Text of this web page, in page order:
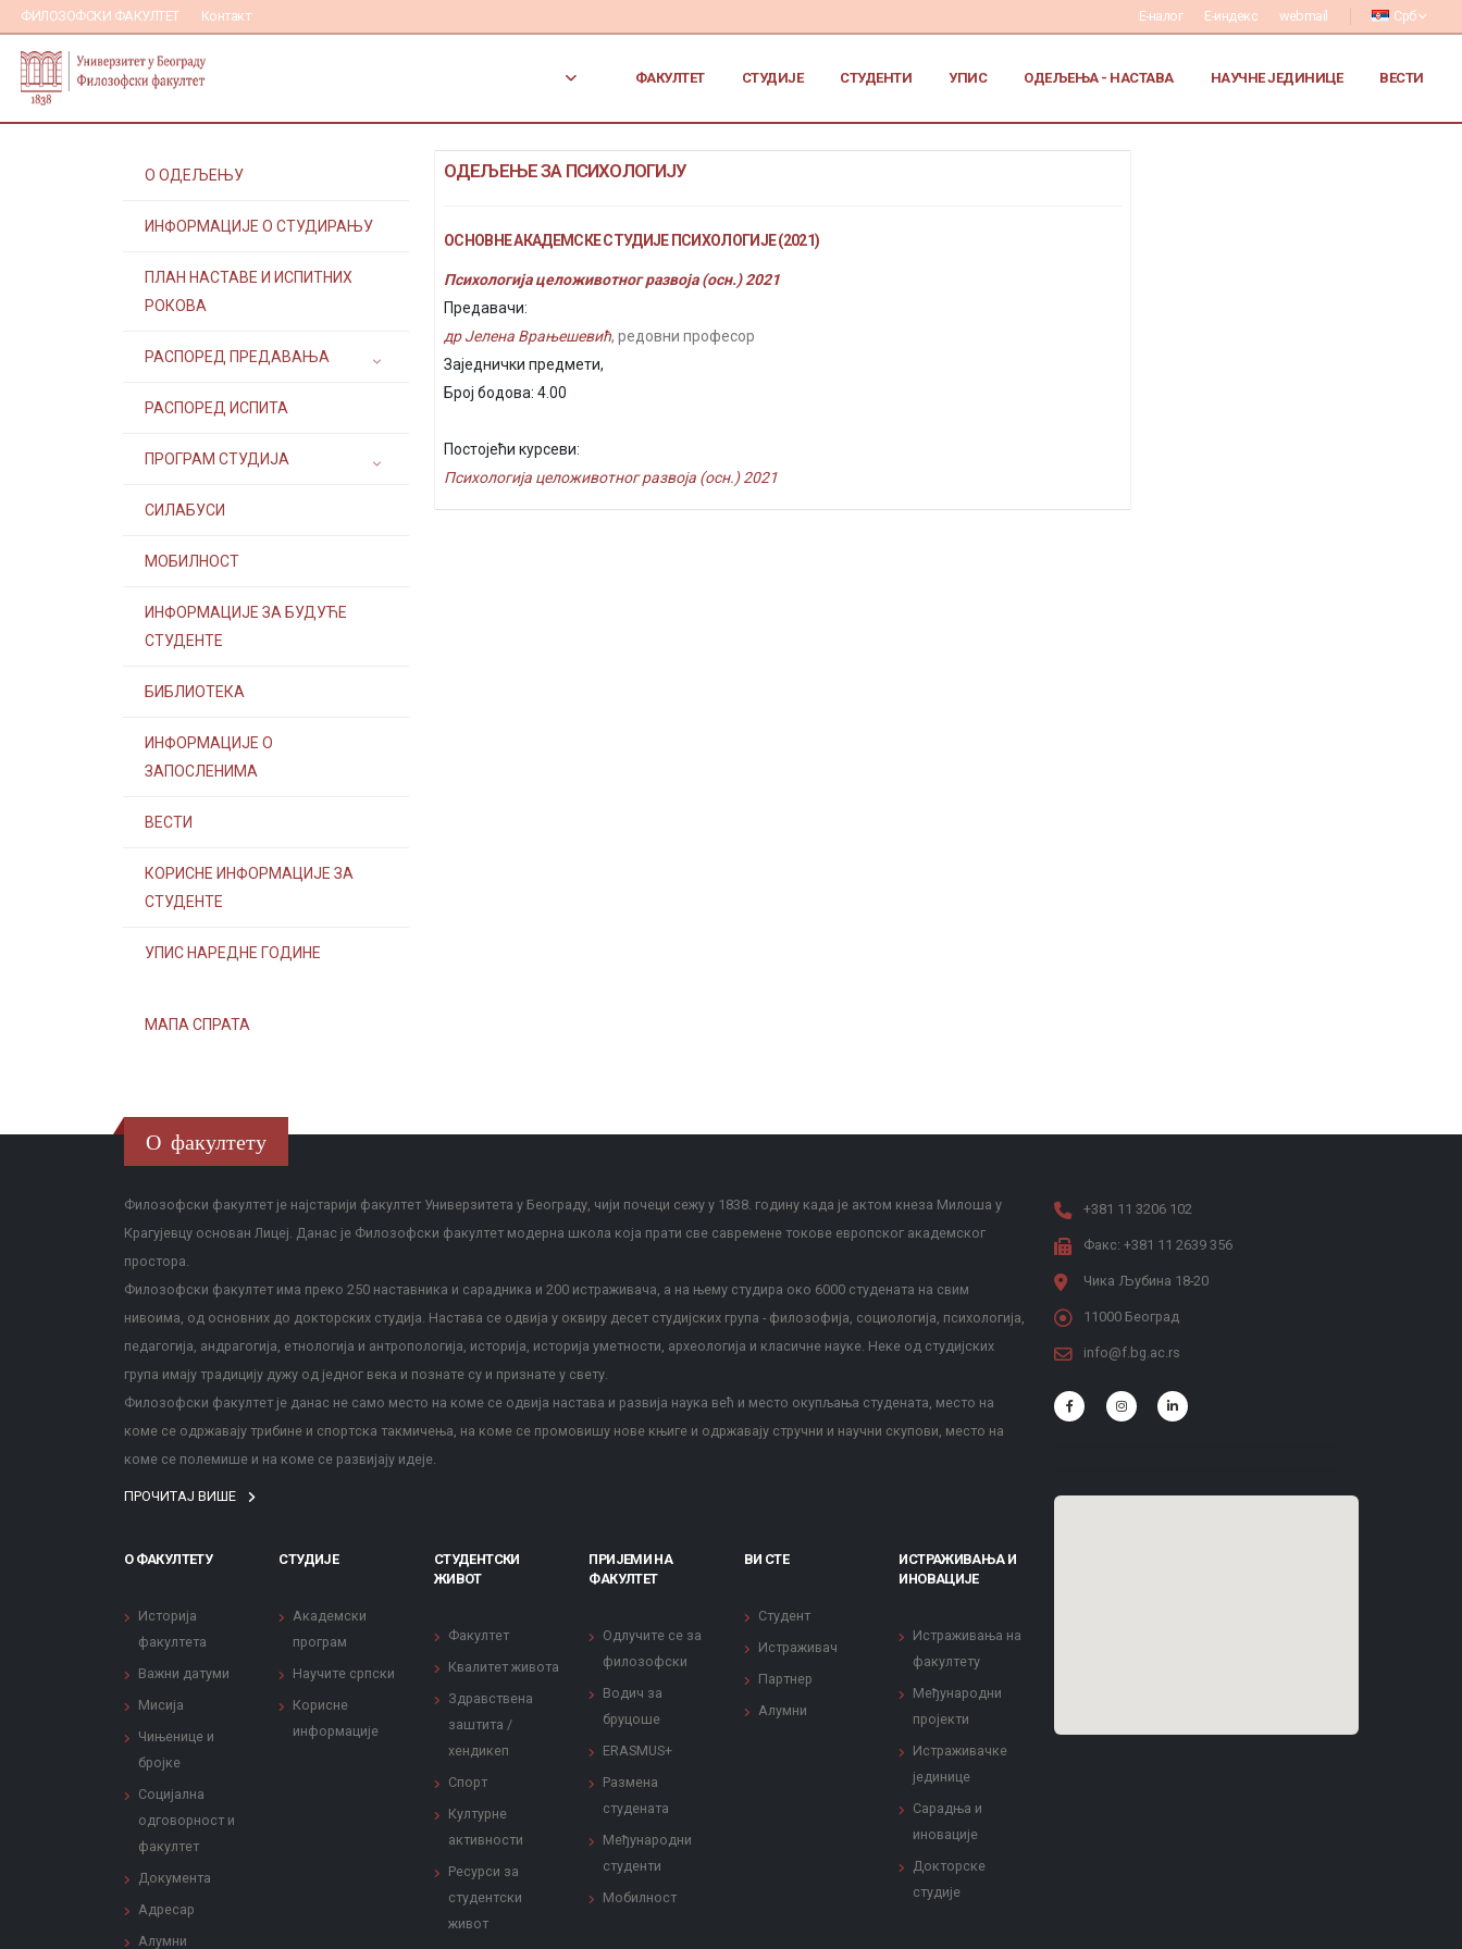
ФИЛОЗОФСКИ ФАКУЛТЕТ Контакт Е-налог Е-индекс webmail Срб
ФАКУЛТЕТ СТУДИЈЕ СТУДЕНТИ УПИС ОДЕЉЕЊА - НАСТАВА НАУЧНЕ ЈЕДИНИЦЕ ВЕСТИ
О ОДЕЉЕЊУ
ИНФОРМАЦИЈЕ О СТУДИРАЊУ
ПЛАН НАСТАВЕ И ИСПИТНИХ
РОКОВА
РАСПОРЕД ПРЕДАВАЊА
РАСПОРЕД ИСПИТА
ПРОГРАМ СТУДИЈА
СИЛАБУСИ
МОБИЛНОСТ
ИНФОРМАЦИЈЕ ЗА БУДУЋЕ
СТУДЕНТЕ
БИБЛИОТЕКА
ИНФОРМАЦИЈЕ О
ЗАПОСЛЕНИМА
ВЕСТИ
КОРИСНЕ ИНФОРМАЦИЈЕ ЗА
СТУДЕНТЕ
УПИС НАРЕДНЕ ГОДИНЕ
МАПА СПРАТА
ОДЕЉЕЊЕ ЗА ПСИХОЛОГИЈУ
ОСНОВНЕ АКАДЕМСКЕ СТУДИЈЕ ПСИХОЛОГИЈЕ (2021)
Психологија целоживотног развоја (осн.) 2021
Предавачи:
др Јелена Врањешевић, редовни професор
Заједнички предмети,
Број бодова: 4.00
Постојећи курсеви:
Психологија целоживотног развоја (осн.) 2021
О факултету
Филозофски факултет је најстарији факултет Универзитета у Београду, чији почеци сежу у 1838. годину када је актом кнеза Милоша у
Крагујевцу основан Лицеј. Данас је Филозофски факултет модерна школа која прати све савремене токове европског академског
простора.
Филозофски факултет има преко 250 наставника и сарадника и 200 истраживача, а на њему студира око 6000 студената на свим
нивоима, од основних до докторских студија. Настава се одвија у оквиру десет студијских група - филозофија, социологија, психологија,
педагогија, андрагогија, етнологија и антропологија, историја, историја уметности, археологија и класичне науке. Неке од студијских
група имају традицију дужу од једног века и познате су и признате у свету.
Филозофски факултет је данас не само место на коме се одвија настава и развија наука већ и место окупљања студената, место на
коме се одржавају трибине и спортска такмичења, на коме се промовишу нове књиге и одржавају стручни и научни скупови, место на
коме се полемише и на коме се развијају идеје.
ПРОЧИТАЈ ВИШЕ
О ФАКУЛТЕТУ
Историја
факултета
Важни датуми
Мисија
Чињенице и
бројке
Социјална
одговорност и
факултет
Документа
Адресар
Алумни
СТУДИЈЕ
Академски
програм
Научите српски
Корисне
информације
СТУДЕНТСКИ
ЖИВОТ
Факултет
Квалитет живота
Здравствена
заштита /
хендикеп
Спорт
Културне
активности
Ресурси за
студентски
живот
ПРИЈЕМИ НА
ФАКУЛТЕТ
Одлучите се за
филозофски
Водич за
бруцоше
ERASMUS+
Размена
студената
Међународни
студенти
Мобилност
ВИ СТЕ
Студент
Истраживач
Партнер
Алумни
ИСТРАЖИВАЊА И
ИНОВАЦИЈЕ
Истраживања на
факултету
Међународни
пројекти
Истраживачке
јединице
Сарадња и
иновације
Докторске
студије
+381 11 3206 102
Факс: +381 11 2639 356
Чика Љубина 18-20
11000 Београд
info@f.bg.ac.rs